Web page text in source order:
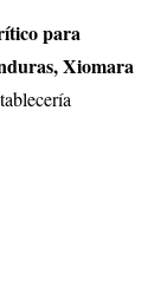
para
Xiomara